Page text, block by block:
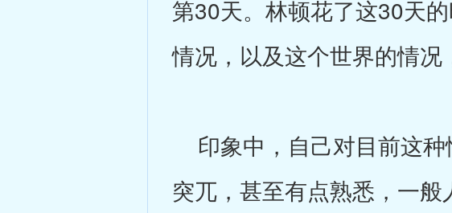
第30天。林顿花了这30天
情况，以及这个世界的情况
印象中，自己对目前这种
突兀，甚至有点熟悉，一